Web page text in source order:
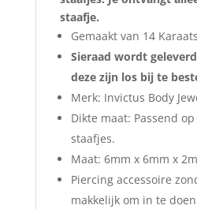
staafje.
Gemaakt van 14
Sieraad wordt
deze zijn los bij te
Merk: Invictus Body
Dikte maat: Passend
staafjes.
Maat: 6mm x 6mm x
Piercing accessoire
makkelijk om in te